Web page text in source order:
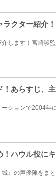
ラクター紹介
あらすじ、
！ハウル役に